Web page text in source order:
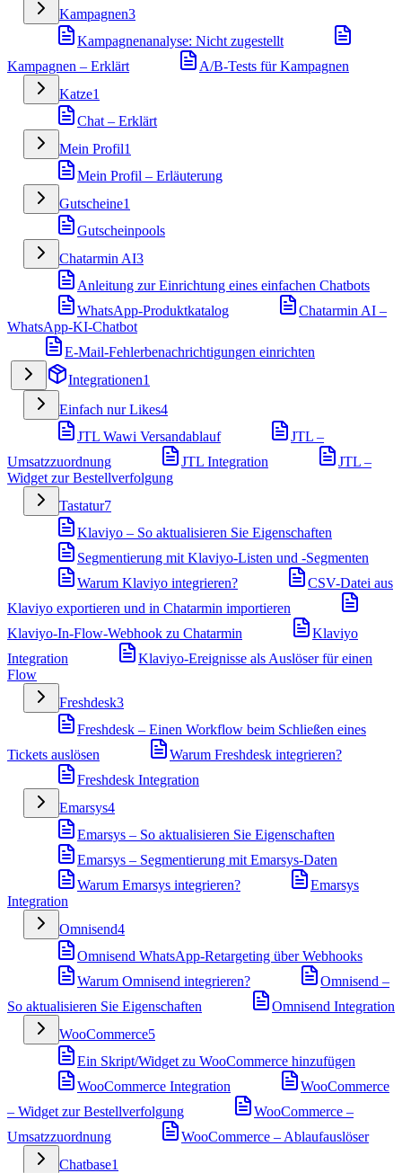
Kampagnen3
Kampagnenanalyse: Nicht zugestellt
Kampagnen – Erklärt
A/B-Tests für Kampagnen
Katze1
Chat – Erklärt
Mein Profil1
Mein Profil – Erläuterung
Gutscheine1
Gutscheinpools
Chatarmin AI3
Anleitung zur Einrichtung eines einfachen Chatbots
WhatsApp-Produktkatalog
Chatarmin AI –
WhatsApp-KI-Chatbot
E-Mail-Fehlerbenachrichtigungen einrichten
Integrationen1
Einfach nur Likes4
JTL Wawi Versandablauf
JTL –
Umsatzzuordnung
JTL Integration
JTL –
Widget zur Bestellverfolgung
Tastatur7
Klaviyo – So aktualisieren Sie Eigenschaften
Segmentierung mit Klaviyo-Listen und -Segmenten
Warum Klaviyo integrieren?
CSV-Datei aus
Klaviyo exportieren und in Chatarmin importieren
Klaviyo-In-Flow-Webhook zu Chatarmin
Klaviyo
Integration
Klaviyo-Ereignisse als Auslöser für einen
Flow
Freshdesk3
Freshdesk – Einen Workflow beim Schließen eines
Tickets auslösen
Warum Freshdesk integrieren?
Freshdesk Integration
Emarsys4
Emarsys – So aktualisieren Sie Eigenschaften
Emarsys – Segmentierung mit Emarsys-Daten
Warum Emarsys integrieren?
Emarsys
Integration
Omnisend4
Omnisend WhatsApp-Retargeting über Webhooks
Warum Omnisend integrieren?
Omnisend –
So aktualisieren Sie Eigenschaften
Omnisend Integration
WooCommerce5
Ein Skript/Widget zu WooCommerce hinzufügen
WooCommerce Integration
WooCommerce
– Widget zur Bestellverfolgung
WooCommerce –
Umsatzzuordnung
WooCommerce – Ablaufauslöser
Chatbase1